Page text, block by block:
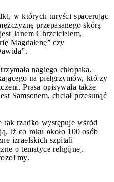
w których turyści spacerując
przepasanego skórą
Janem Chrzcicielem,
Magdalenę” czy
nagiego chłopaka,
na pielgrzymów, którzy
Prasa opisywała także
Samsonem, chciał przesunąć
tak rzadko występuje wśród
iż co roku około 100 osób
izraelskich szpitali
o tematyce religijnej,